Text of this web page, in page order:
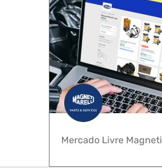
Mercado Livre